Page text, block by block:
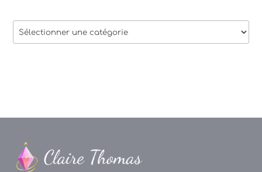
Thèmes
des